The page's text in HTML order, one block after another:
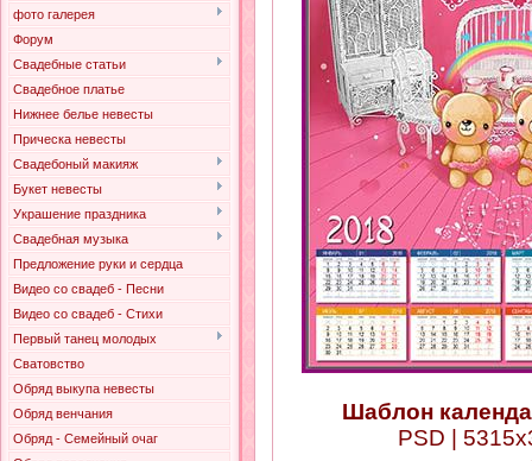
фото галерея
Форум
Свадебные статьи
Свадебное платье
Нижнее белье невесты
Прическа невесты
Свадебоный макияж
Букет невесты
Украшение праздника
Свадебная музыка
Предложение руки и сердца
Видео со свадеб - Песни
Видео со свадеб - Стихи
Первый танец молодых
Сватовство
Обряд выкупа невесты
Обряд венчания
Обряд - Семейный очаг
Шаблон
PSD |